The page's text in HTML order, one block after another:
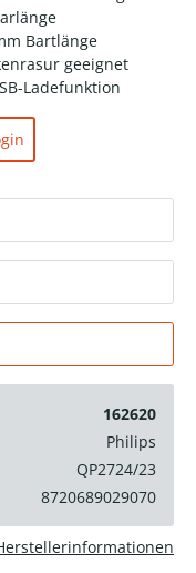
Bartlänge
geeignet
Ladefunktion
162620
Philips
QP2724/23
8720689029070